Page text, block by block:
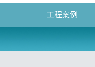
工程案例